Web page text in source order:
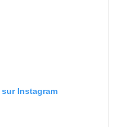
Instagram